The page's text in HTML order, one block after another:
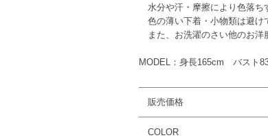
水分や汗・摩擦により色落ち
色の薄い下着・小物類は避け
また、お洗濯のさい他のお洋
MODEL：身長165cm バス
販売価格
COLOR